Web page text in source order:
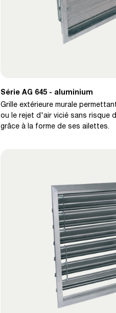
Série AG 645 - aluminium
Grille extérieure murale
ou le rejet d'air vicié sans risque
grâce à la forme de ses ailettes.